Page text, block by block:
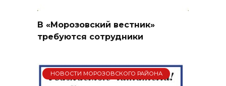
В «Морозовский вестник»
требуются сотрудники
НОВОСТИ МОРОЗОВСКОГО РАЙОНА